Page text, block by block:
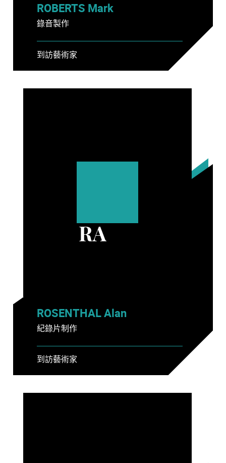
ROBERTS Mark
錄音製作
到訪藝術家
RA
ROSENTHAL Alan
紀錄片制作
到訪藝術家